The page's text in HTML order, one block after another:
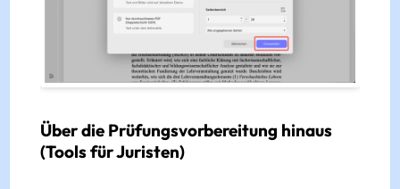
Über die Prüfungsvorbereitung hinaus
(Tools für Juristen)